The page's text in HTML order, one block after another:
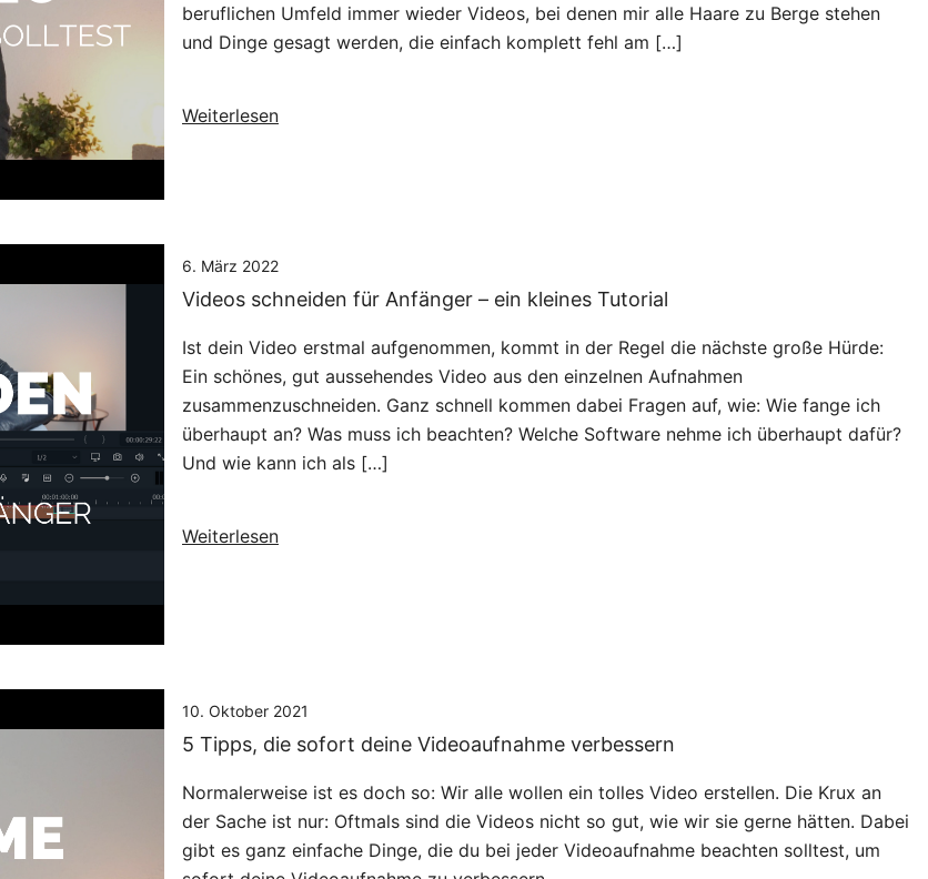
beruflichen Umfeld immer wieder Videos, bei denen mir alle Haare zu Berge stehen
und Dinge gesagt werden, die einfach komplett fehl am […]
Weiterlesen
6. März 2022
Videos schneiden für Anfänger – ein kleines Tutorial
Ist dein Video erstmal aufgenommen, kommt in der Regel die nächste große Hürde:
Ein schönes, gut aussehendes Video aus den einzelnen Aufnahmen
zusammenzuschneiden. Ganz schnell kommen dabei Fragen auf, wie: Wie fange ich
überhaupt an? Was muss ich beachten? Welche Software nehme ich überhaupt dafür?
Und wie kann ich als […]
Weiterlesen
10. Oktober 2021
5 Tipps, die sofort deine Videoaufnahme verbessern
Normalerweise ist es doch so: Wir alle wollen ein tolles Video erstellen. Die Krux an
der Sache ist nur: Oftmals sind die Videos nicht so gut, wie wir sie gerne hätten. Dabei
gibt es ganz einfache Dinge, die du bei jeder Videoaufnahme beachten solltest, um